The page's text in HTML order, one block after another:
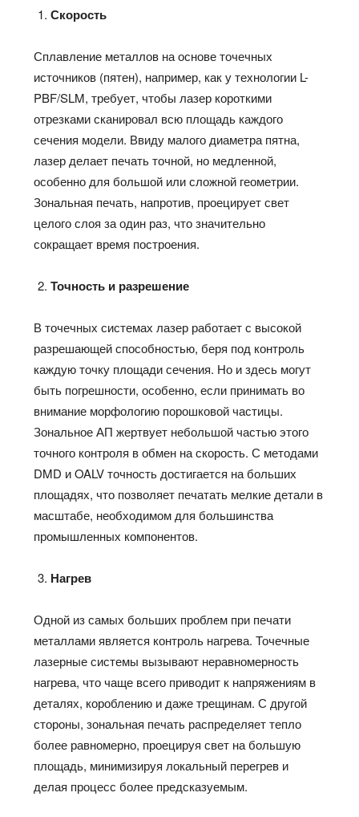
Скорость
Сплавление металлов на основе точечных
источников (пятен), например, как у технологии L-
PBF/SLM, требует, чтобы лазер короткими
отрезками сканировал всю площадь каждого
сечения модели. Ввиду малого диаметра пятна,
лазер делает печать точной, но медленной,
особенно для большой или сложной геометрии.
Зональная печать, напротив, проецирует свет
целого слоя за один раз, что значительно
сокращает время построения.
Точность и разрешение
В точечных системах лазер работает с высокой
разрешающей способностью, беря под контроль
каждую точку площади сечения. Но и здесь могут
быть погрешности, особенно, если принимать во
внимание морфологию порошковой частицы.
Зональное АП жертвует небольшой частью этого
точного контроля в обмен на скорость. С методами
DMD и OALV точность достигается на больших
площадях, что позволяет печатать мелкие детали в
масштабе, необходимом для большинства
промышленных компонентов.
Нагрев
Одной из самых больших проблем при печати
металлами является контроль нагрева. Точечные
лазерные системы вызывают неравномерность
нагрева, что чаще всего приводит к напряжениям в
деталях, короблению и даже трещинам. С другой
стороны, зональная печать распределяет тепло
более равномерно, проецируя свет на большую
площадь, минимизируя локальный перегрев и
делая процесс более предсказуемым.